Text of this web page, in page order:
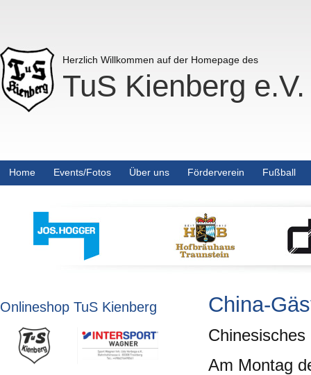
Herzlich Willkommen auf der Homepage des
TuS Kienberg e.V.
Home Events/Fotos Über uns Förderverein Fußball
Onlineshop TuS Kienberg China-
Am Montag